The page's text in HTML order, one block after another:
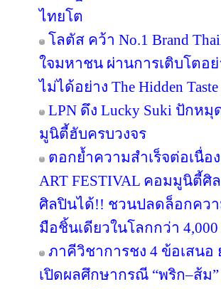
ไทยโต
โลตัส คว้า No.1 Brand
ใจมหาชน ผ่านการเติบโตอ
ไม่ได้อย่าง The Hidden
LPN ดึง Lucky Suki ปักห
มูนิตี้ฮับครบวงจร
ตอกย้ำความสำเร็จต่อเนื่อ
ART FESTIVAL คอมมูนิตี้
ศิลปินได้!! ชวนปลดล็อกคว
มือชิ้นเดียวในโลกกว่า
ภาคีวิชาการชง 4 ข้อเสนอ
เปิดผลศึกษากรณี “พริก–ส้ม